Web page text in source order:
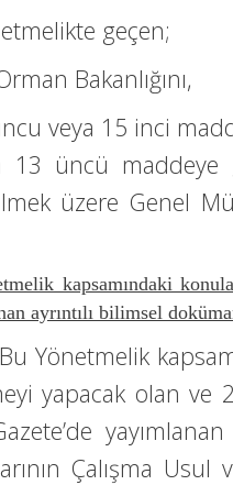
geçen;
Bakanlığını,
veya 15 inci
üncü maddeye
üzere Genel
kapsamındaki
ayrıntılı bilimsel
Yönetmelik
yapacak olan ve
Çalışma Usul